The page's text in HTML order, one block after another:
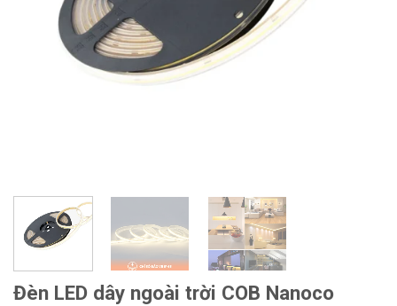
Đèn LED dây ngoài trời COB Nanoco